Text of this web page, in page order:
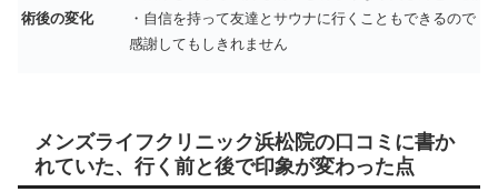
術後の変化
・自信を持って友達とサウナに行くこともできるので
感謝してもしきれません
メンズライフクリニック浜松院の口コミに書か
れていた、行く前と後で印象が変わった点